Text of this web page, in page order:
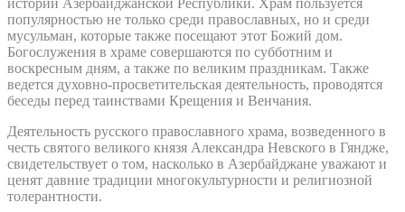
популярностью не только среди православных, но и среди
мусульман, которые также посещают этот Божий дом.
Богослужения в храме совершаются по субботним и
воскресным дням, а также по великим праздникам. Также
ведется духовно-просветительская деятельность, проводятся
беседы перед таинствами Крещения и Венчания.
Деятельность русского православного храма, возведенного в
честь святого великого князя Александра Невского в Гяндже,
свидетельствует о том, насколько в Азербайджане уважают и
ценят давние традиции многокультурности и религиозной
толерантности.